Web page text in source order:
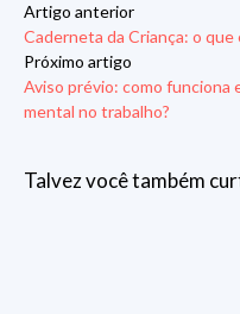
Artigo anterior
Caderneta da Criança: o que
Próximo artigo
Aviso prévio: como funciona
mental no trabalho?
Talvez você também